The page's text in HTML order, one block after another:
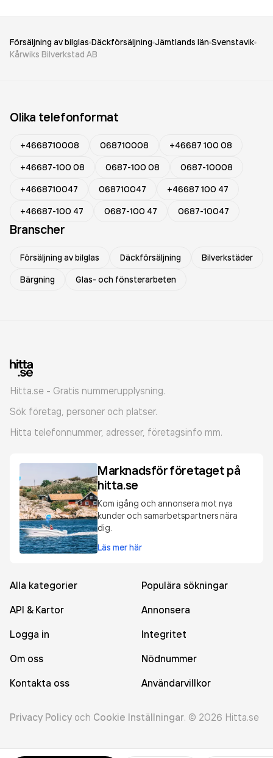
Försäljning av bilglas Däckförsäljning Jämtlands län Svenstavik
Kårwiks Bilverkstad AB
Olika telefonformat
+4668710008 068710008
+46687 100 08
+46687-100 08
0687-100 08
0687-10008
+4668710047
068710047
+46687 100 47
+46687-100 47
0687-100 47 0687-10047
Branscher
Försäljning av bilglas Däckförsäljning
Bilverkstäder
Bärgning
Glas- och fönsterarbeten
Hitta.se - Gratis nummerupplysning.
Sök företag, personer och platser.
Hitta telefonnummer, adresser, företagsinfo mm.
Marknadsför företaget på
hitta.se
Kom igång och annonsera mot nya
kunder och samarbetspartners nära
dig.
Läs mer här
Alla kategorier
Populära sökningar
API & Kartor
Annonsera
Logga in
Integritet
Om oss
Nödnummer
Kontakta oss
Användarvillkor
Privacy Policy och Cookie Inställningar. © 2026 Hitta.se